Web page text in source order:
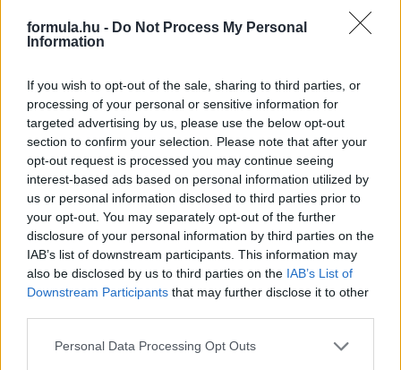
formula.hu - Do Not Process My Personal
Information
If you wish to opt-out of the sale, sharing to third parties, or
processing of your personal or sensitive information for
targeted advertising by us, please use the below opt-out
section to confirm your selection. Please note that after your
opt-out request is processed you may continue seeing
interest-based ads based on personal information utilized by
us or personal information disclosed to third parties prior to
your opt-out. You may separately opt-out of the further
disclosure of your personal information by third parties on the
IAB’s list of downstream participants. This information may
also be disclosed by us to third parties on the IAB’s List of
Downstream Participants that may further disclose it to other
Please note that this website/app uses one or more Google
Personal Data Processing Opt Outs
A visszajátszáson látszik, hogy Fuoco hibázott, és ez
akár pozícióba is kerülhet, hiszen mintegy 6-7 másodpercet
eldobott. Persze hány olyan Le Mans volt a történelemben,
15:29
Giovinazzi 42-vel vezet Kubica előtt, és jöhet majd
egy rövid utolsó kiállásra mindjárt.
15:29
Na nézzük, mi a helyet: Kubica 10 másodperccel
vezet Estre előtt, aki újabb kilenccel a most sokat bukó Fuoco
előtt.
büntetést, és ezzel valószínűleg bukják a győzelmet! Yelloly